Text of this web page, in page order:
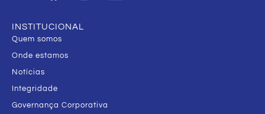
INSTITUCIONAL
Quem somos
Onde estamos
Notícias
Integridade
Governança Corporativa